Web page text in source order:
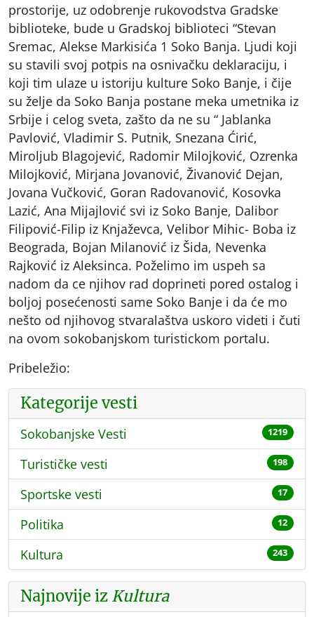
prostorije, uz odobrenje rukovodstva Gradske
biblioteke, bude u Gradskoj biblioteci “Stevan
Sremac, Alekse Markisića 1 Soko Banja. Ljudi koji
su stavili svoj potpis na osnivačku deklaraciju, i
koji tim ulaze u istoriju kulture Soko Banje, i čije
su želje da Soko Banja postane meka umetnika iz
Srbije i celog sveta, zašto da ne su “ Jablanka
Pavlović, Vladimir S. Putnik, Snezana Ćirić,
Miroljub Blagojević, Radomir Milojković, Ozrenka
Milojković, Mirjana Jovanović, Živanović Dejan,
Jovana Vučković, Goran Radovanović, Kosovka
Lazić, Ana Mijajlović svi iz Soko Banje, Dalibor
Filipović-Filip iz Knjaževca, Velibor Mihic- Boba iz
Beograda, Bojan Milanović iz Šida, Nevenka
Rajković iz Aleksinca. Poželimo im uspeh sa
nadom da ce njihov rad doprineti pored ostalog i
boljoj posećenosti same Soko Banje i da će mo
nešto od njihovog stvaralaštva uskoro videti i čuti
na ovom sokobanjskom turistickom portalu.
Pribeležio:
Kategorije vesti
Sokobanjske Vesti 1219
Turističke vesti 198
Sportske vesti 17
Politika 12
Kultura 243
Najnovije iz Kultura